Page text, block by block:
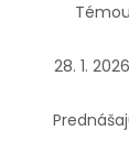
28. 1.